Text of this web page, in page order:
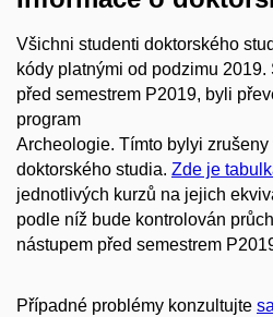
Všichni studenti doktorského
kódy platnými od podzimu
před semestrem P2019, byli
program
Archeologie. Tímto bylyi
doktorského studia. Zde je
jednotlivých kurzů na jejich
podle níž bude kontrolován
nástupem před semestrem
Případné problémy konzultujte